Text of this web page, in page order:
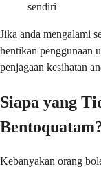
sendiri
Jika anda mengalami
hentikan penggunaan
penjagaan kesihatan
Siapa yang
Kebanyakan orang